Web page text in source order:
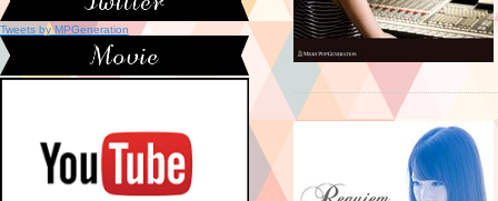
Tweets by MPGeneration